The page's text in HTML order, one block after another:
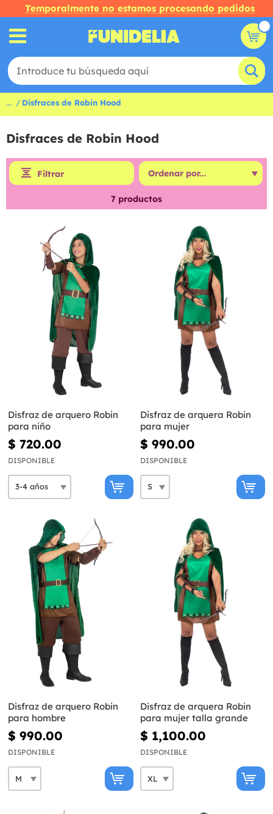
Temporalmente no estamos procesando pedidos
... Disfraces de Robin Hood
Disfraces de Robin Hood
Filtrar
7 productos
Disfraz de arquero Robin
para niño
$ 720.00
DISPONIBLE
Disfraz de arquera Robin
para mujer
$ 990.00
DISPONIBLE
Disfraz de arquero Robin
para hombre
$ 990.00
DISPONIBLE
Disfraz de arquera Robin
para mujer talla grande
$ 1,100.00
DISPONIBLE